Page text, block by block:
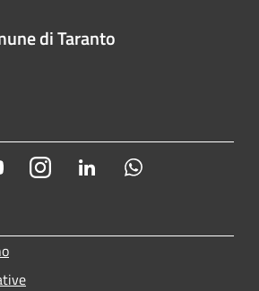
di Taranto
YoutubeInstagram LinkedIn